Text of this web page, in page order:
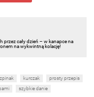
przez cały dzień – w kanapce na
na wykwintną kolację!
kurczak
prosty przepis
szybkie danie